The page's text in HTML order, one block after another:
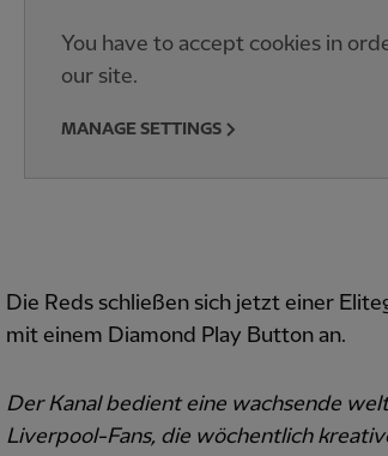
You have to accept cookies in
our site.
MANAGE SETTINGS
Die Reds schließen sich jetzt einer
mit einem Diamond Play Button an.
Der Kanal bedient eine wachsende
Liverpool-Fans, die wöchentlich